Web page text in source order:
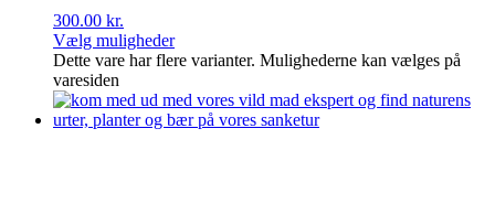
300.00 kr.
Vælg muligheder
Dette vare har flere varianter. Mulighederne kan vælges på
varesiden